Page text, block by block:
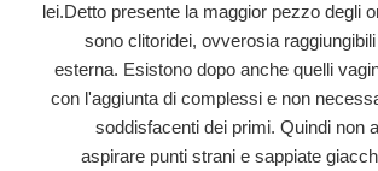
lei.Detto presente la maggior pezzo degli
sono clitoridei, ovverosia
esterna. Esistono dopo anche quelli
con l'aggiunta di complessi e non
soddisfacenti dei primi. Quindi non
aspirare punti strani e sappiate